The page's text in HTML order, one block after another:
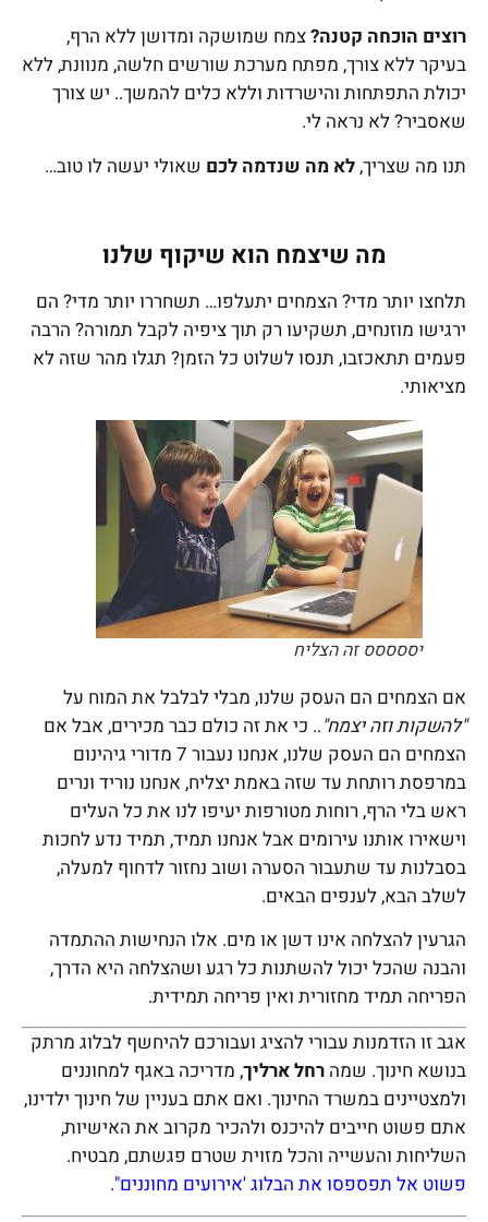
רוצים הוכחה קטנה?צמח שמושקה ומדושן ללא הרף,
בעיקר ללא צורך, מפתח מערכת שורשים חלשה, מנוונת, ללא
יכולת התפתחות והישרדות וללא כלים להמשך.. יש צורך
שאסביר? לא נראה לי.
תנו מה שצריך,לא מה שנדמה לכם שאולי יעשה לו טוב…
מה שיצמח הוא שיקוף שלנו
תלחצו יותר מדי? הצמחים יתעלפו… תשחררו יותר מדי? הם
ירגישו מוזנחים, תשקיעו רק תוך ציפיה לקבל תמורה? הרבה
פעמים תתאכזבו, תנסו לשלוט כל הזמן? תגלו מהר שזה לא
מציאותי.
יססססס זה הצליח
אם הצמחים הם העסק שלנו, מבלי לבלבל את המוח על
"להשקות וזה יצמח".. כי את זה כולם כבר מכירים, אבל אם
הצמחים הם העסק שלנו, אנחנו נעבור 7 מדורי גיהינום
במרפסת רותחת עד שזה באמת יצליח, אנחנו נוריד ונרים
ראש בלי הרף, רוחות מטורפות יעיפו לנו את כל העלים
וישאירו אותנו עירומים אבל אנחנו תמיד, תמיד נדע לחכות
בסבלנות עד שתעבור הסערה ושוב נחזור לדחוף למעלה,
לשלב הבא, לענפים הבאים.
הגרעין להצלחה אינו דשן או מים. אלו הנחישות ההתמדה
והבנה שהכל יכול להשתנות כל רגע ושהצלחה היא הדרך,
הפריחה תמיד מחזורית ואין פריחה תמידית.
אגב זו הזדמנות עבורי להציג ועבורכם להיחשף לבלוג מרתק
בנושא חינוך. שמה רחל ארליך, מדריכה באגף למחוננים
ולמצטיינים במשרד החינוך. ואם אתם בעניין של חינוך ילדינו,
אתם פשוט חייבים להיכנס ולהכיר מקרוב את האישיות,
השליחות והעשייה והכל מזוית שטרם פגשתם, מבטיח.
פשוט אל תפספסו את הבלוג 'אירועים מחוננים".